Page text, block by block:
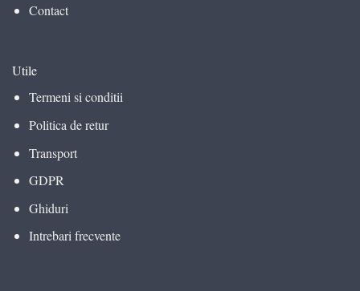
Contact
Utile
Termeni si conditii
Politica de retur
Transport
GDPR
Ghiduri
Intrebari frecvente